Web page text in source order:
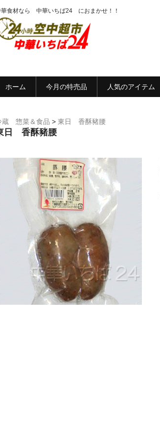
華食材なら 中華いちば24 におまかせ！！
ホーム 今月の特売品 人気のアイテム
蔵 惣菜＆食品 > 東日 香酥豬腰
日 香酥豬腰